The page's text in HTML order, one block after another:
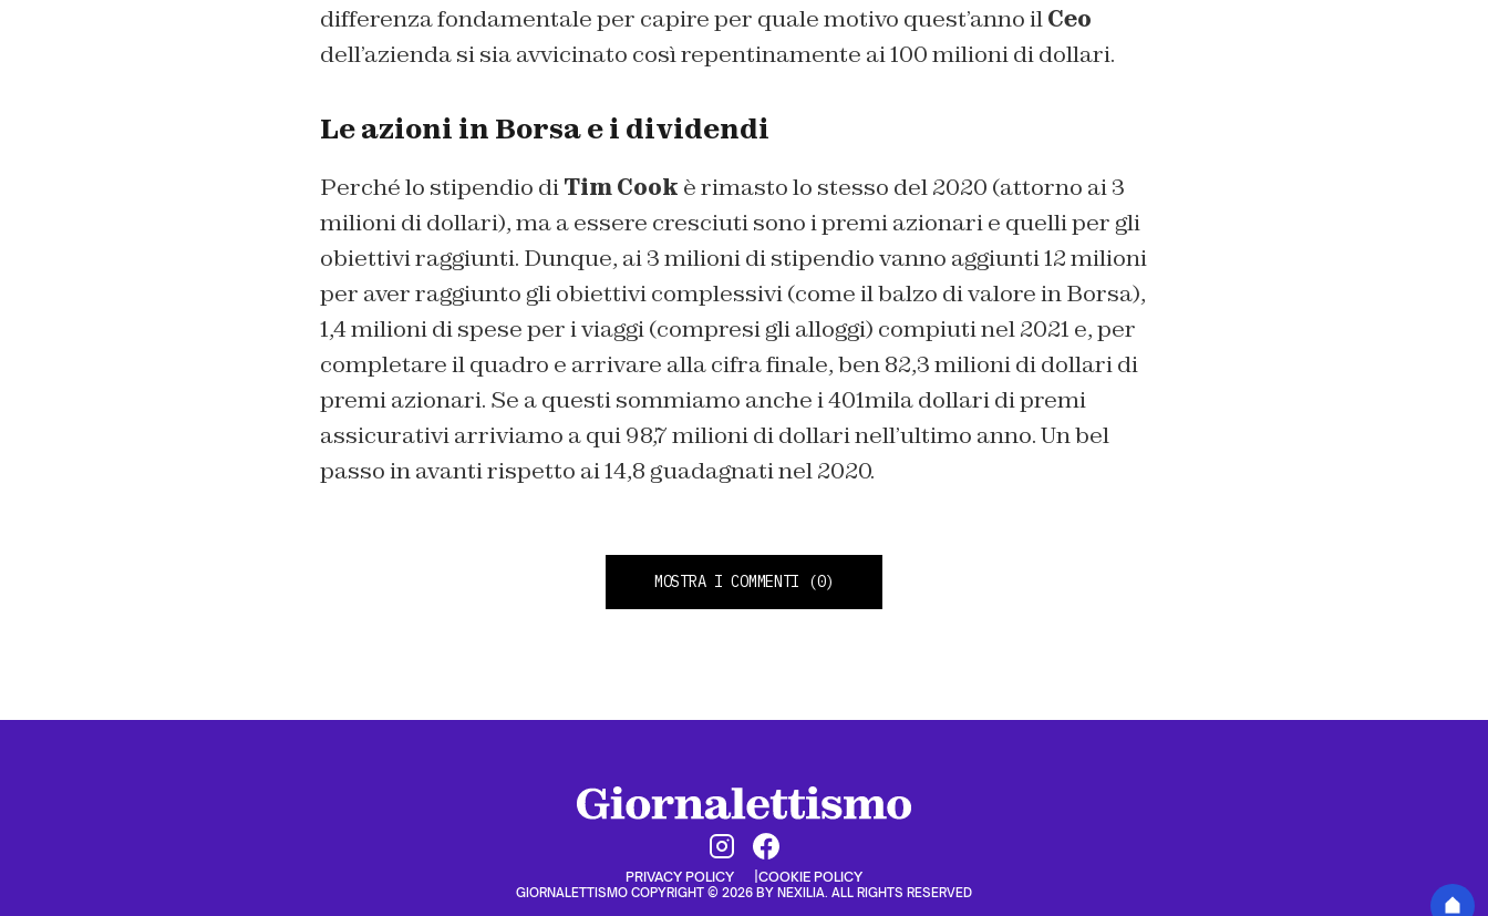
differenza fondamentale per capire per quale motivo quest’anno ilCeo
dell’azienda si sia avvicinato così repentinamente ai 100 milioni di dollari.
Le azioni in Borsa e i dividendi
Perché lo stipendio diTim Cook è rimasto lo stesso del 2020 (attorno ai 3
milioni di dollari), ma a essere cresciuti sono i premi azionari e quelli per gli
obiettivi raggiunti. Dunque, ai 3 milioni di stipendio vanno aggiunti 12 milioni
per aver raggiunto gli obiettivi complessivi (come il balzo di valore in Borsa),
1,4 milioni di spese per i viaggi (compresi gli alloggi) compiuti nel 2021 e, per
completare il quadro e arrivare alla cifra finale, ben 82,3 milioni di dollari di
premi azionari. Se a questi sommiamo anche i 401mila dollari di premi
assicurativi arriviamo a qui 98,7 milioni di dollari nell’ultimo anno. Un bel
passo in avanti rispetto ai 14,8 guadagnati nel 2020.
MOSTRA I COMMENTI (0)
PRIVACY POLICY COOKIE POLICY
GIORNALETTISMO COPYRIGHT © 2026 BY NEXILIA. ALL RIGHTS RESERVED